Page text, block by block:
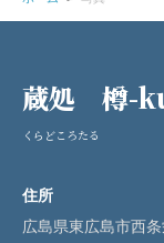
蔵処 樽-
くらどころたる
住所
広島県東広島市西